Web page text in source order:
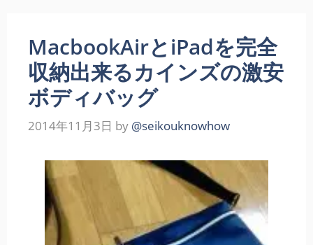
MacbookAirとiPadを完全
収納出来るカインズの激安
ボディバッグ
2014年11月3日 by @seikouknowhow